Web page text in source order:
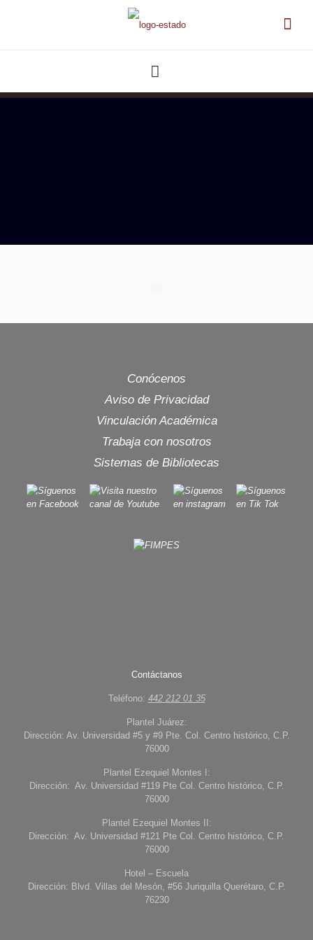
Conócenos
Aviso de Privacidad
Vinculación Académica
Trabaja con nosotros
Sistemas de Bibliotecas
Contáctanos
Teléfono: 442 212 01 35
Plantel Juárez:
Dirección: Av. Universidad #5 y #9 Pte. Col. Centro histórico, C.P.
76000
Plantel Ezequiel Montes I:
Dirección: Av. Universidad #119 Pte Col. Centro histórico, C.P.
76000
Plantel Ezequiel Montes II:
Dirección: Av. Universidad #121 Pte Col. Centro histórico, C.P.
76000
Hotel – Escuela
Dirección: Blvd. Villas del Mesón, #56 Juriquilla Querétaro, C.P.
76230